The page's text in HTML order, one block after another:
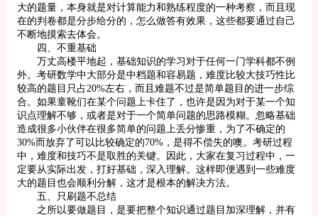
大的题量，本身就是对计算能力和熟练程度的一种考察，而且现
在的判卷都是分步给分的，怎么做答有效果，这些都要通过自己
不断地摸索去体会。
四、不重基础
万丈高楼平地起，基础知识的学习对于任何一门学科都不例
外。考研数学中大部分是中档题和容易题，难度比较大技巧性比
较高的题目只占20%左右，而且难题不过是简单题目的进一步综
合。如果童靴们在某个问题上卡住了，也许是因为对于某一个知
识点理解不够，或者是对于一个简单问题的思路模糊。忽略基础
造成很多小伙伴在很多简单的问题上丢分惨重，为了不确定的
30%而放弃了可以比较确定的70%，是得不偿失的噢。考研过程
中，难度和技巧不是取胜的关键。因此，大家在复习过程中，一
定要从实际出发，打好基础，深入理解。这样即便遇到一些难度
大的题目也会顺利分解，这才是根本的解决方法。
五、只刷题不总结
之所以要做题目，是要把整个知识通过题目加深理解，并有